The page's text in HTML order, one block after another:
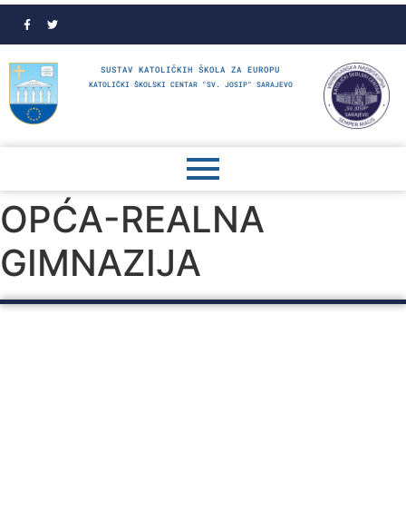
SUSTAV KATOLIČKIH ŠKOLA ZA EUROPU
KATOLIČKI ŠKOLSKI CENTAR "SV. JOSIP" SARAJEVO
OPĆA-REALNA
GIMNAZIJA